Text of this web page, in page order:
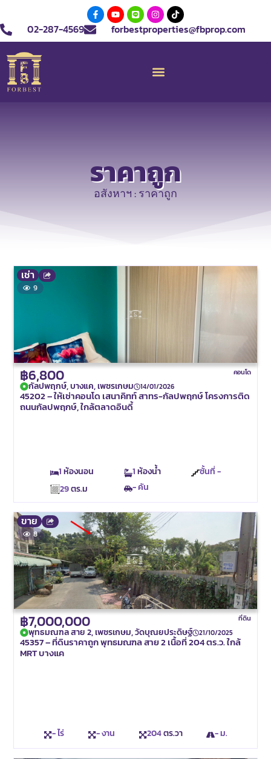
02-287-4569 forbestproperties@fbprop.com
ราคาถูก
อสังหาฯ : ราคาถูก
เช่า
9
฿6,800 คอนโด
กัลปพฤกษ์, บางแค, เพชรเกษม 14/01/2026
45202 – ให้เช่าคอนโด เสนาคิทท์ สาทร-กัลปพฤกษ์ โครงการติด
ถนนกัลปพฤกษ์, ใกล้ตลาดอินดี้
1ห้องนอน 1ห้องน้ำ
ชั้นที่ -
29ตร.ม - คัน
ขาย
8
฿7,000,000 ที่ดิน
พุทธมณฑล สาย 2, เพชรเกษม, วัดบุณยประดิษฐ์ 21/10/2025
45357 – ที่ดินราคาถูก พุทธมณฑล สาย 2 เนื้อที่ 204 ตร.ว. ใกล้
MRT บางแค
- ไร่ - งาน 204ตร.วา - ม.